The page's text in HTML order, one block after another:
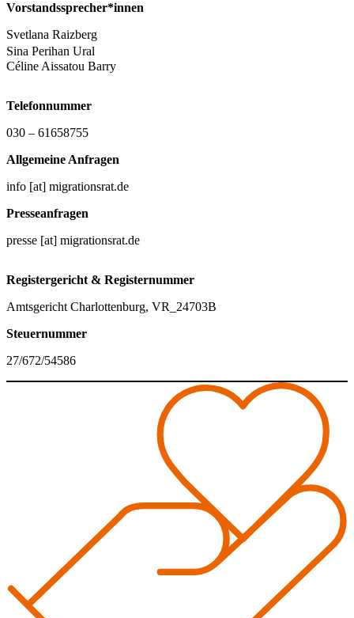
Vorstandssprecher*innen
Svetlana Raizberg
Sina Perihan Ural
Céline Aissatou Barry
Telefonnummer
030 – 61658755
Allgemeine Anfragen
info [at] migrationsrat.de
Presseanfragen
presse [at] migrationsrat.de
Registergericht & Registernummer
Amtsgericht Charlottenburg, VR_24703B
Steuernummer
27/672/54586